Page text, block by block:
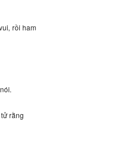
rồi ham
rằng